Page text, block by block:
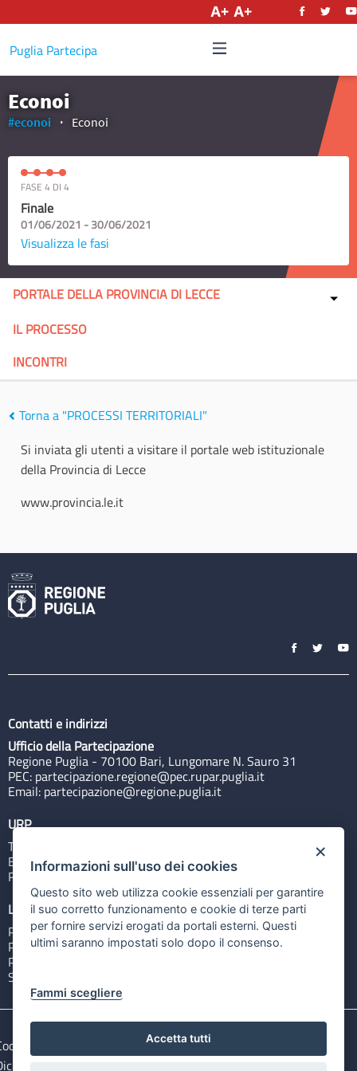
Puglia Partecipa
Econoi
#econoi Econoi
FASE 4 DI 4
Finale
01/06/2021 - 30/06/2021
Visualizza le fasi
PORTALE DELLA PROVINCIA DI LECCE
IL PROCESSO
INCONTRI
Torna a "PROCESSI TERRITORIALI"
Si inviata gli utenti a visitare il portale web istituzionale
della Provincia di Lecce
www.provincia.le.it
Contatti e indirizzi
Ufficio della Partecipazione
Regione Puglia - 70100 Bari, Lungomare N. Sauro 31
PEC: partecipazione.regione@pec.rupar.puglia.it
Email: partecipazione@regione.puglia.it
URP
Tel: 800713939
Email:quiregione@regione.puglia.it
Rubrica
Link utili
Portale Istituzionale
PO FESR Puglia 2014-2020
PSR Puglia 2014-2020
Sistema Puglia
e privacy
Note legali
di accessibilità
×
Informazioni sull'uso dei cookies
Questo sito web utilizza cookie essenziali per garantire
il suo corretto funzionamento e cookie di terze parti
per fornire servizi erogati da portali esterni. Questi
ultimi saranno impostati solo dopo il consenso.
Fammi scegliere
Accetta tutti